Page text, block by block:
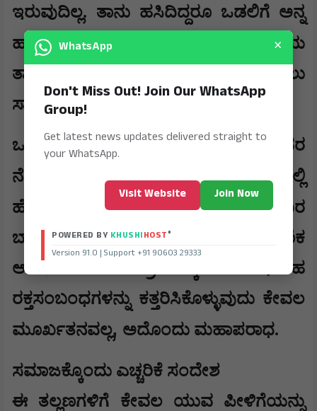
ಇರುವುದಿಲ್ಲ. ತಾನು ಹಸಿದಿದ್ದರೂ ಒಡಲಿಗೆ ಅನ್ನ
ಹಾಕಿದ ತಾಯಿ,ಬೆವರು ಸುರಿಸಿ ಬೆಳೆಸಿದ ತಂದೆಯ
ತ್ಯಾಗವನ್ನು ಯಾವುದೇ ಪ್ರೇಮವೂ ಮೀರಿಸಲು
ಸಾಧ್ಯವಿಲ್ಲ.
​ಒಡಹುಟ್ಟಿದವರ ಒಡನಾಟ: ಬಾಲ್ಯದ ಸುಂದರ
ನೆನಪುಗಳನ್ನು ಹಂಚಿಕೊಂಡು,ಕಷ್ಟ ಸುಖಗಳಲ್ಲಿ
ಹೆಗಲಾಗುವ ಅಕ್ಕ-ತಂಗಿ,ಅಣ್ಣ-ತಮ್ಮಂದಿರ
ಬಾಂಧವ್ಯ ಅಮೂಲ್ಯವಾದದ್ದು. ಕ್ಷಣಿಕ
ಆಕರ್ಷಣೆಯ ಪ್ರೇಮಕ್ಕಾಗಿ ಇಂತಹ
ರಕ್ತಸಂಬಂಧಗಳನ್ನು ಕತ್ತರಿಸಿಕೊಳ್ಳುವುದು ಕೇವಲ
ಮೂರ್ಖತನವಲ್ಲ, ಅದೊಂದು ಮಹಾಪರಾಧ.
​ಸಮಾಜಕ್ಕೊಂದು ಎಚ್ಚರಿಕೆ ಸಂದೇಶ
​ಈ ತಲ್ಲಣಗಳಿಗೆ ಕೇವಲ ಯುವ ಪೀಳಿಗೆಯನ್ನು
WhatsApp ×
Don't Miss Out! Join Our WhatsApp
Group!
Get latest news updates delivered straight to
your WhatsApp.
Visit Website Join Now
POWERED BY KHUSHIHOST®
Version 91.0 | Support +91 90603 29333